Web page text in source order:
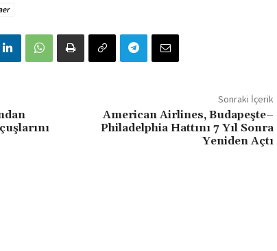
Sonraki İçerik
American Airlines, Budapeşte–
Philadelphia Hattını 7 Yıl Sonra
Yeniden Açtı